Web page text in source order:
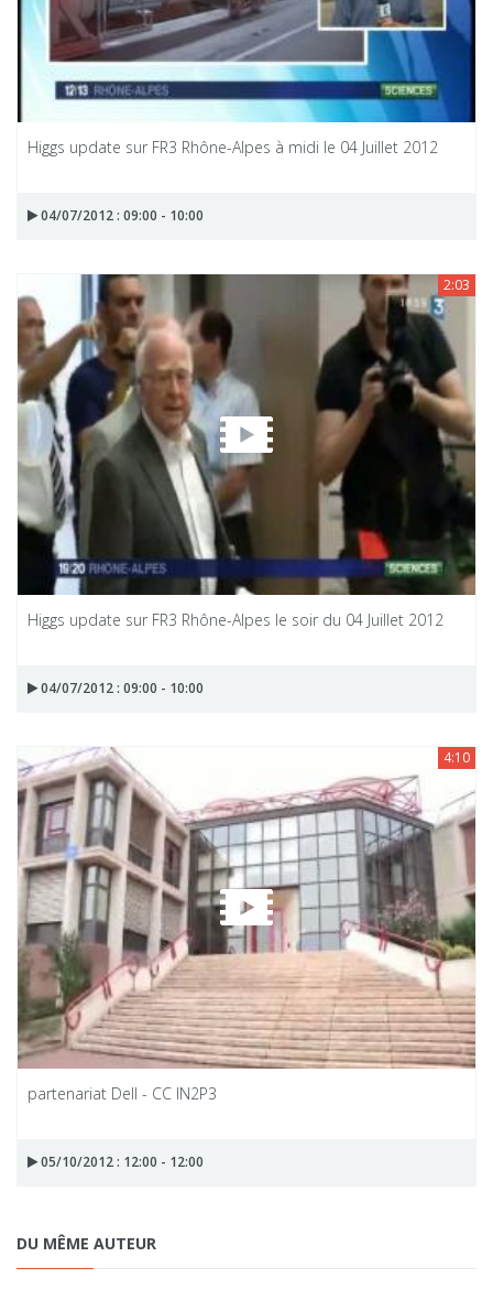
Higgs update sur FR3 Rhône-Alpes à midi le 04 Juillet 2012
04/07/2012 : 09:00 - 10:00
2:03
Higgs update sur FR3 Rhône-Alpes le soir du 04 Juillet 2012
04/07/2012 : 09:00 - 10:00
4:10
partenariat Dell - CC IN2P3
05/10/2012 : 12:00 - 12:00
DU MÊME AUTEUR